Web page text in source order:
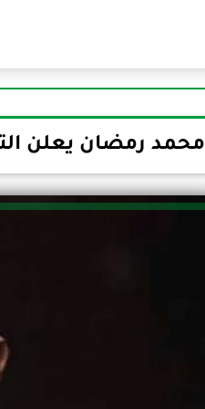
محمد رمضان يعلن